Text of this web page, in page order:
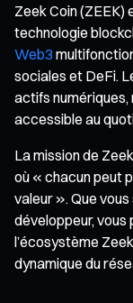
Zeek Coin
technologie
Web3
sociales et DeFi.
actifs
accessible au
La mission de
où « chacun peut
valeur ». Que
développeur,
l’écosystème
dynamique du